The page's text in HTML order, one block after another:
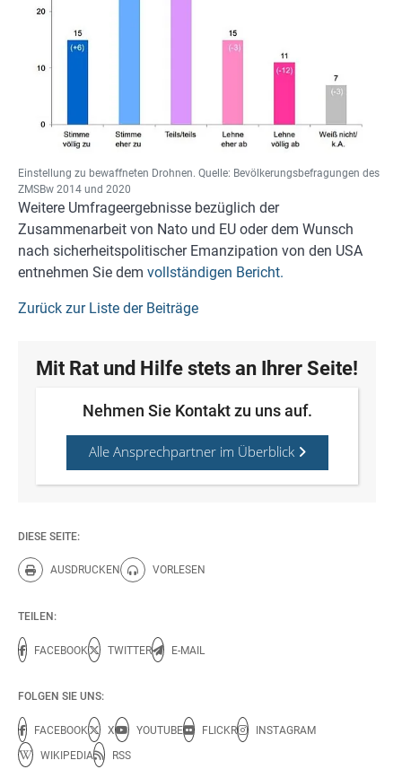
Einstellung zu bewaffneten Drohnen. Quelle: Bevölkerungsbefragungen des
ZMSBw 2014 und 2020
Weitere Umfrageergebnisse bezüglich der
Zusammenarbeit von Nato und EU oder dem Wunsch
nach sicherheitspolitischer Emanzipation von den USA
entnehmen Sie dem vollständigen Bericht.
Zurück zur Liste der Beiträge
Mit Rat und Hilfe stets an Ihrer Seite!
Nehmen Sie Kontakt zu uns auf.
Alle Ansprechpartner im Überblick
DIESE SEITE:
AUSDRUCKEN
Diese Seite drucken.
VORLESEN
Diese Seite vorlesen.
TEILEN:
FACEBOOK TWITTER E-MAIL
FOLGEN SIE UNS:
FACEBOOK X YOUTUBE FLICKR
INSTAGRAM
WIKIPEDIA
RSS